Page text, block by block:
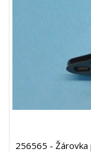
256565 -